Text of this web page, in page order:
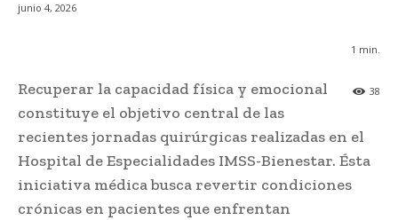
junio 4, 2026
1 min.
38
Recuperar la capacidad física y emocional
constituye el objetivo central de las
recientes jornadas quirúrgicas realizadas en el
Hospital de Especialidades IMSS-Bienestar. Ésta
iniciativa médica busca revertir condiciones
crónicas en pacientes que enfrentan